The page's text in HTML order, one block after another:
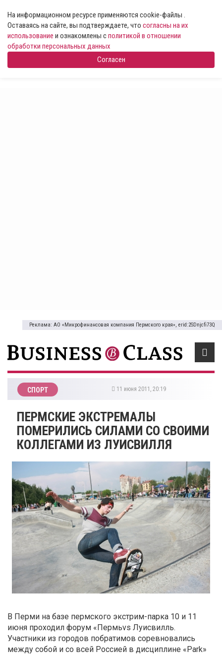
На информационном ресурсе применяются cookie-файлы .
Оставаясь на сайте, вы подтверждаете, что согласны на их
использование и ознакомлены сполитикой в отношении
обработки персональных данных
Согласен
Реклама: АО «Микрофинансовая компания Пермского края», erid:2SDnjcfi73Q
СПОРТ 11 июня 2011, 20:19
ПЕРМСКИЕ ЭКСТРЕМАЛЫ
ПОМЕРИЛИСЬ СИЛАМИ СО СВОИМИ
КОЛЛЕГАМИ ИЗ ЛУИСВИЛЛЯ
В Перми на базе пермского экстрим-парка 10 и 11
июня проходил форум «Пермьvs Луисвилль.
Участники из городов побратимов соревновались
между собой и со всей Россией в дисциплине «Park»